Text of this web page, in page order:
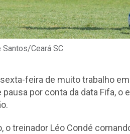
Santos/Ceará SC
feira de muito trabalho
pausa por conta da data Fifa,
o treinador Léo Condé